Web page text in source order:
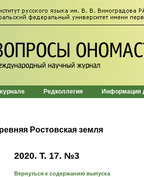
Редколлегия Информация
Ростовская земля
2020. Т. 17. №3
Вернуться к содержанию выпуска